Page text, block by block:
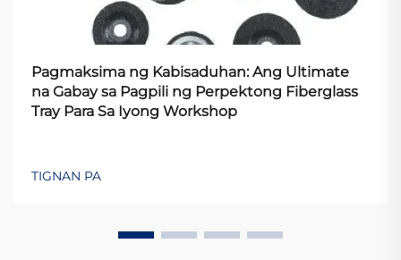
Pagmaksima ng Kabisaduhan: Ang Ultimate
na Gabay sa Pagpili ng Perpektong Fiberglass
Tray Para Sa Iyong Workshop
TIGNAN PA